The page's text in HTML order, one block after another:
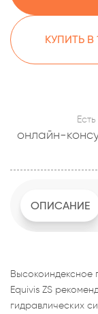
КУПИТЬ В
онлайн-
ОПИСАНИЕ
Высокоиндексное
Equivis ZS
гидравлических